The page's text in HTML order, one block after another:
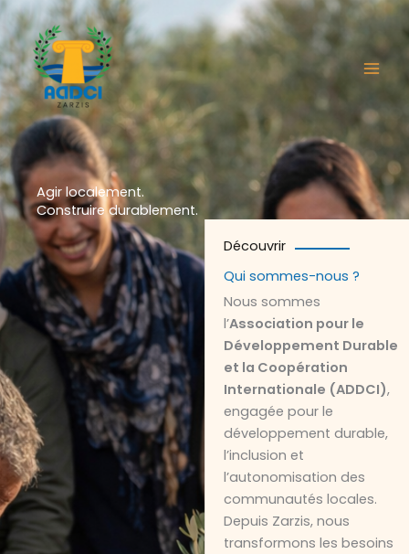
Aller
au
contenu
Agir localement.
Construire durablement.
Découvrir
Qui sommes-nous ?
Nous sommes
l’Association pour le
Développement Durable
et la Coopération
Internationale (ADDCI),
engagée pour le
développement durable,
l’inclusion et
l’autonomisation des
communautés locales.
Depuis Zarzis, nous
transformons les besoins